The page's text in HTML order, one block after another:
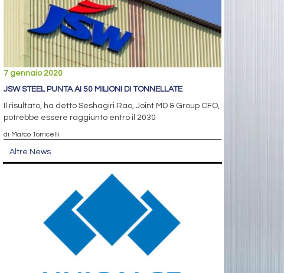
7 gennaio 2020
JSW STEEL PUNTA AI 50 MILIONI DI TONNELLATE
Il risultato, ha detto Seshagiri Rao, Joint MD & Group CFO,
potrebbe essere raggiunto entro il 2030
di Marco Torricelli
Altre News